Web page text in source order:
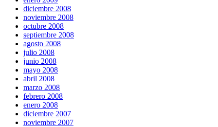
diciembre 2008
noviembre 2008
octubre 2008
septiembre 2008
agosto 2008
julio 2008
junio 2008
mayo 2008
abril 2008
marzo 2008
febrero 2008
enero 2008
diciembre 2007
noviembre 2007